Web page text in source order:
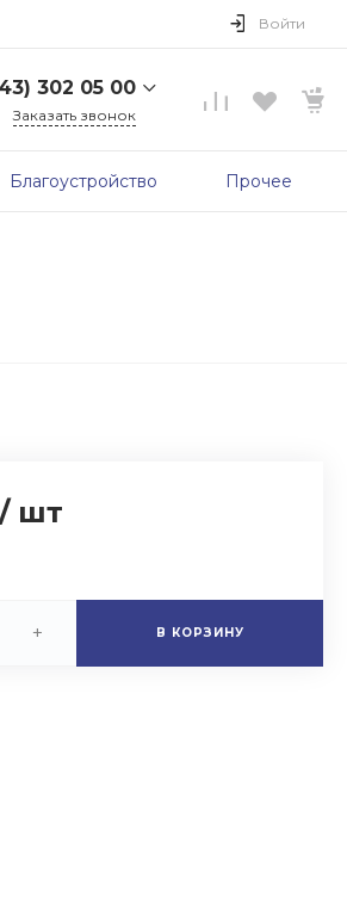
Войти
302 05 00
ул.
Заказать звонок
Благоустройство Прочее
/ шт
+ В КОРЗИНУ